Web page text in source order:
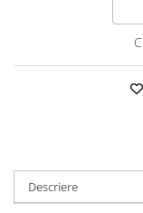
Descriere